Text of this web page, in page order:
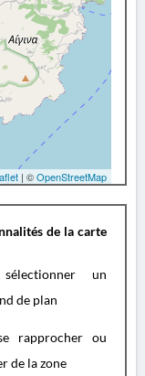
| ©OpenStreetMap
de la carte
un
de plan
rapprocher ou
de la zone